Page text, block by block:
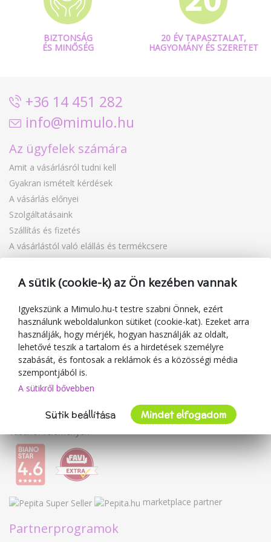
BIZTONSÁG
ÉS MINŐSÉG
20 ÉV TAPASZTALAT,
HAGYOMÁNY ÉS SZERETET
+36 14 451 282
info@mimulo.hu
Az ügyfelek számára
Amit a vásárlásról tudni kell
Gyakran ismételt kérdések
A vásárlás előnyei
Szolgáltatásaink
Szállítás és fizetés
A vásárlástól való elállás és termékcsere
Reklamáció
Ajándékutalványok
Blog
A kereskedőről
Mimulo.hu
Felhasználási feltételek
Adatvédelmi irányelvek
Együttműködés
Vásárlói vélemények
marketplace partner
Partnerprogramok
A sütik (cookie-k) az Ön kezében vannak
Igyekszünk a Mimulo.hu-t testre szabni Önnek, ezért
használunk weboldalunkon sütiket (cookie-kat). Ezeket arra
használják, hogy mérjék, hogyan használják az oldalt,
lehetővé teszik a tartalom és a hirdetések személyre
szabását, és fontosak a reklámok és a közösségi média
szempontjából is.
A sütikről bővebben
Sütik beállítása Mindet elfogadom